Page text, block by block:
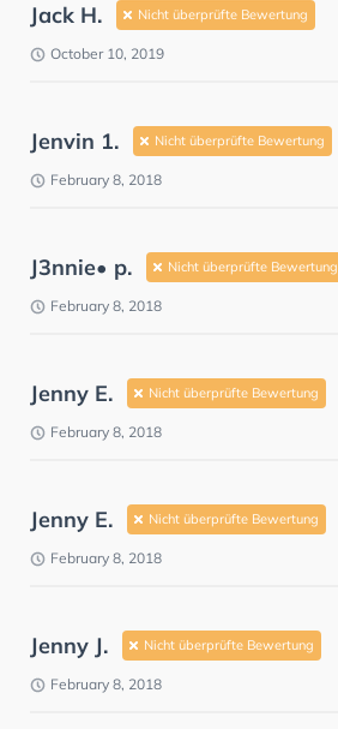
Jack H. Nicht überprüfte Bewertung
October 10, 2019
Jenvin 1. Nicht überprüfte Bewertung
February 8, 2018
J3nnie• p. Nicht überprüfte Bewertung
February 8, 2018
Jenny E. Nicht überprüfte Bewertung
February 8, 2018
Jenny E. Nicht überprüfte Bewertung
February 8, 2018
Jenny J. Nicht überprüfte Bewertung
February 8, 2018